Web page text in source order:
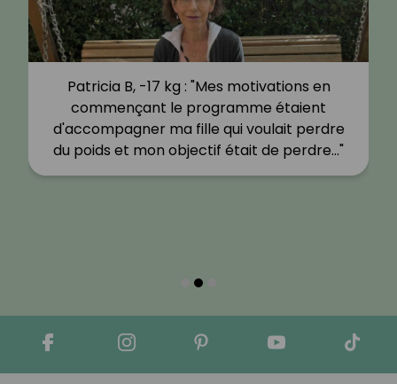
Patricia B, -17 kg : "Mes motivations en
commençant le programme étaient
d'accompagner ma fille qui voulait perdre
du poids et mon objectif était de perdre…"